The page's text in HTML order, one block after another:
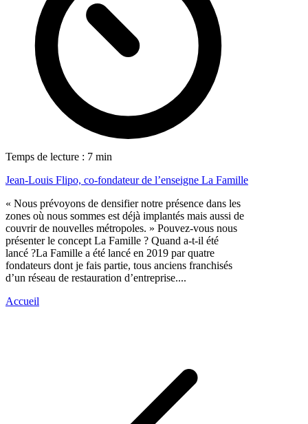
Temps de lecture : 7 min
Jean-Louis Flipo, co-fondateur de l’enseigne La Famille
« Nous prévoyons de densifier notre présence dans les
zones où nous sommes est déjà implantés mais aussi de
couvrir de nouvelles métropoles. » Pouvez-vous nous
présenter le concept La Famille ? Quand a-t-il été
lancé ?La Famille a été lancé en 2019 par quatre
fondateurs dont je fais partie, tous anciens franchisés
d’un réseau de restauration d’entreprise....
Accueil